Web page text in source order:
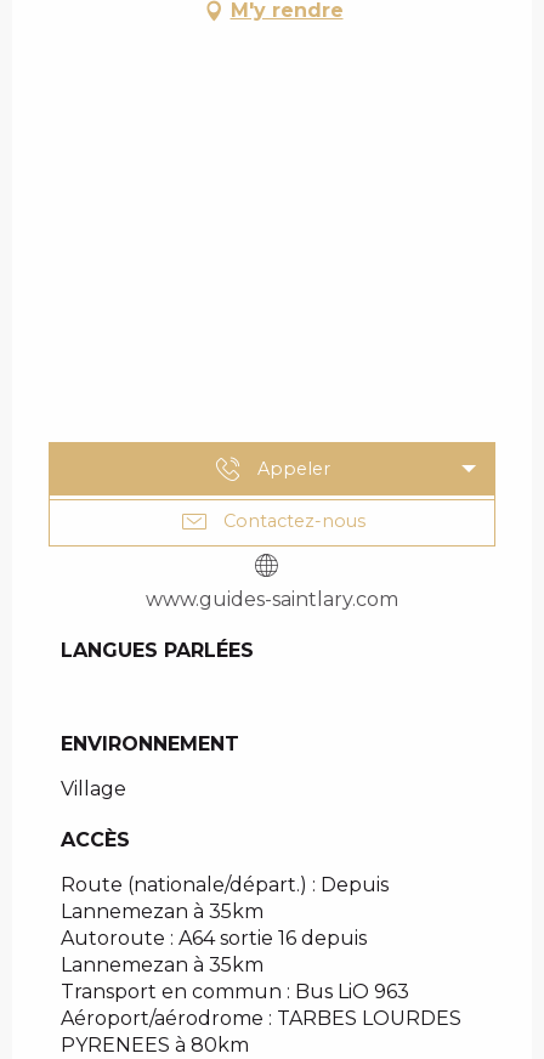
M'y rendre
Appeler
Contactez-nous
www.guides-saintlary.com
LANGUES PARLÉES
LANGUES PARLÉES
ENVIRONNEMENT
ENVIRONNEMENT
Village
ACCÈS
ACCÈS
Route (nationale/départ.) : Depuis
Lannemezan à 35km
Autoroute : A64 sortie 16 depuis
Lannemezan à 35km
Transport en commun : Bus LiO 963
Aéroport/aérodrome : TARBES LOURDES
PYRENEES à 80km